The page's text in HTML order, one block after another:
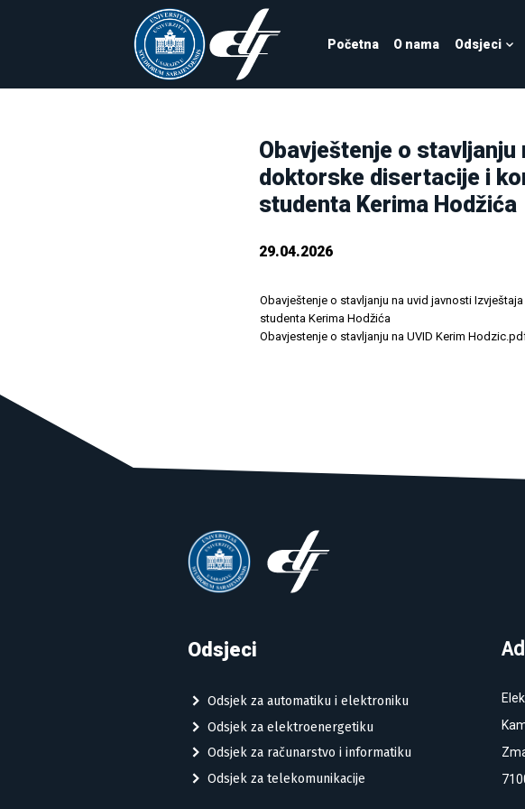
Početna O nama Odsjeci
Obavještenje o
doktorske disertacije i
studenta Kerima Hodžića
29.04.2026
Obavještenje o stavljanju na uvid javnosti
studenta Kerima Hodžića
Obavjestenje o stavljanju na UVID Kerim
Odsjeci
Odsjek za automatiku i elektroniku
Odsjek za elektroenergetiku
Odsjek za računarstvo i informatiku
Odsjek za telekomunikacije